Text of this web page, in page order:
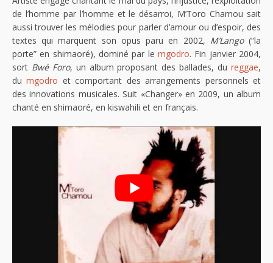
de l’homme par l’homme et le désarroi, M’Toro Chamou sait
aussi trouver les mélodies pour parler d’amour ou d’espoir, des
textes qui marquent son opus paru en 2002, M’Lango(“la
porte” en shimaoré), dominé par le mgodro. Fin janvier 2004,
sort Bwé Foro, un album proposant des ballades, dureggae,
dumgodro et comportant des arrangements personnels et
des innovations musicales. Suit «Changer» en 2009, un album
chanté en shimaoré, en kiswahili et en français.